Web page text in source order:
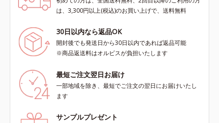
は、3,300円以上(税込)のお買い上げで、送料無料
30日以内なら返品OK
開封後でも発送日から30日以内であれば返品可能
※商品返送料はオルビスが負担いたします
最短ご注文翌日お届け
一部地域を除き、最短でご注文の翌日にお届けいたし
ます
サンプルプレゼント